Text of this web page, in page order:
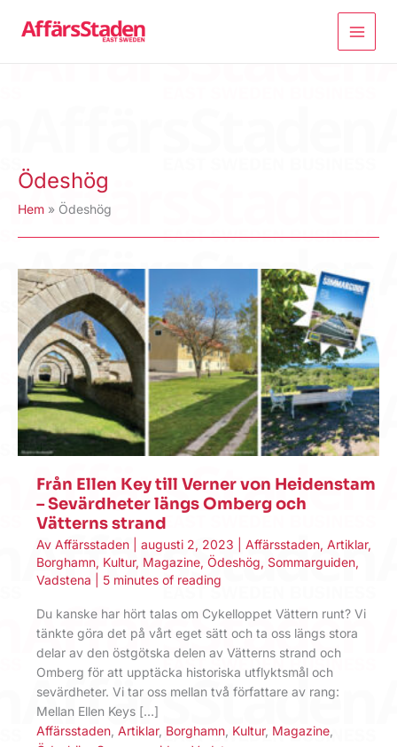
Ödeshög
Hem Ödeshög
Från Ellen Key till Verner von Heidenstam
– Sevärdheter längs Omberg och
Vätterns strand
Av Affärsstaden augusti 2, 2023 Affärsstaden, Artiklar,
Borghamn, Kultur, Magazine, Ödeshög, Sommarguiden,
Vadstena
5 minutes of reading
Du kanske har hört talas om Cykelloppet Vättern runt? Vi
tänkte göra det på vårt eget sätt och ta oss längs stora
delar av den östgötska delen av Vätterns strand och
Omberg för att upptäcka historiska utflyktsmål och
sevärdheter. Vi tar oss mellan två författare av rang:
Mellan Ellen Keys […]
Affärsstaden Artiklar, Borghamn Kultur, Magazine